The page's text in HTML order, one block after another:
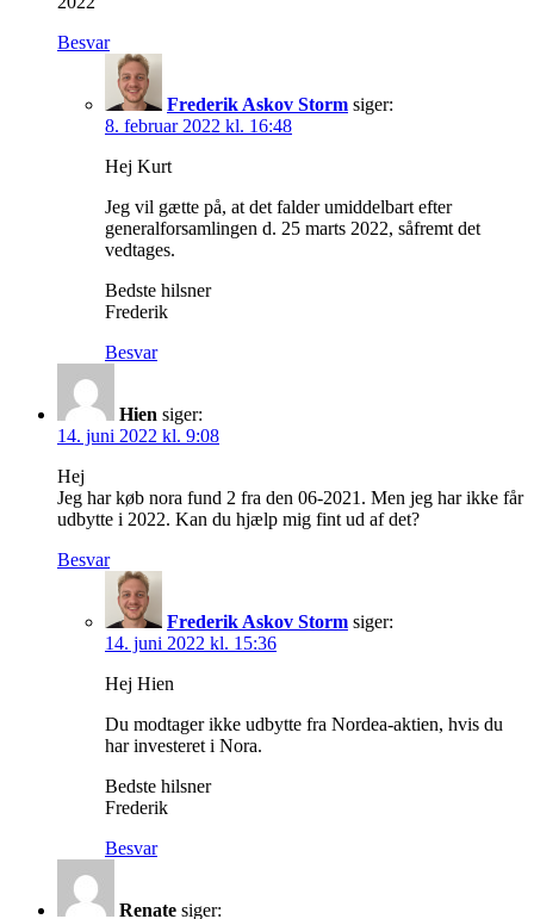
Besvar
Frederik Askov Storm siger:
8. februar 2022 kl. 16:48
Hej Kurt
Jeg vil gætte på, at det falder umiddelbart efter
generalforsamlingen d. 25 marts 2022, såfremt det
vedtages.
Bedste hilsner
Frederik
Besvar
Hien siger:
14. juni 2022 kl. 9:08
Hej
Jeg har køb nora fund 2 fra den 06-2021. Men jeg har ikke får
udbytte i 2022. Kan du hjælp mig fint ud af det?
Besvar
Frederik Askov Storm siger:
14. juni 2022 kl. 15:36
Hej Hien
Du modtager ikke udbytte fra Nordea-aktien, hvis du
har investeret i Nora.
Bedste hilsner
Frederik
Besvar
Renate siger: